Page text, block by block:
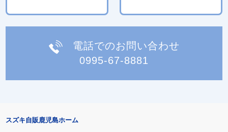
電話でのお問い合わせ
0995-67-8881
スズキ自販鹿児島ホーム